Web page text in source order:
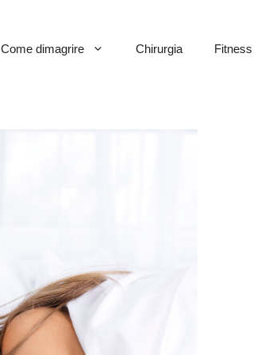
Come dimagrire Chirurgia Fitness